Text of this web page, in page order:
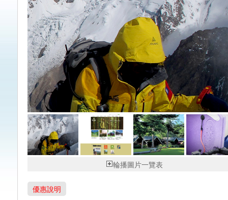
輪播圖片一覽表
優惠說明